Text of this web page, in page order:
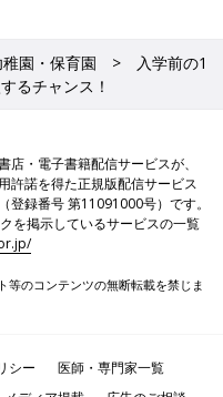
園・保育園
入学前の1
るチャンス！
店・電子書籍配信サービスが、
許諾を得た正規版配信サービス
登録番号 第11091000号）です。
を掲示しているサービスの一覧
等のコンテンツの無断転載を禁じま
シー
医師・専門家一覧